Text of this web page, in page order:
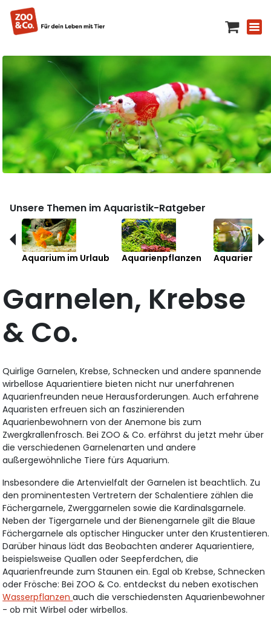
Unsere Themen im Aquaristik-Ratgeber
Aquarium im Urlaub Aquarienpflanzen
Garnelen, Krebse
& Co.
Quirlige Garnelen, Krebse, Schnecken und andere spannende
wirbellose Aquarientiere bieten nicht nur unerfahrenen
Aquarienfreunden neue Herausforderungen. Auch erfahrene
Aquaristen erfreuen sich an faszinierenden
Aquarienbewohnern von der Anemone bis zum
Zwergkrallenfrosch. Bei ZOO & Co. erfährst du jetzt mehr über
die verschiedenen Garnelenarten und andere
außergewöhnliche Tiere fürs Aquarium.
Insbesondere die Artenvielfalt der Garnelen ist beachtlich. Zu
den prominentesten Vertretern der Schalentiere zählen die
Fächergarnele, Zwerggarnelen sowie die Kardinalsgarnele.
Neben der Tigergarnele und der Bienengarnele gilt die Blaue
Fächergarnele als optischer Hingucker unter den Krustentieren.
Darüber hinaus lädt das Beobachten anderer Aquarientiere,
beispielsweise Quallen oder Seepferdchen, die
Aquarienfreunde zum Staunen ein. Egal ob Krebse, Schnecken
oder Frösche: Bei ZOO & Co. entdeckst du neben exotischen
Wasserpflanzenauch die verschiedensten Aquarienbewohner
- ob mit Wirbel oder wirbellos.